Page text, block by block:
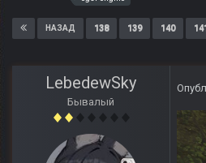
НАЗАД 138 139 140
LebedewSky
Бывалый